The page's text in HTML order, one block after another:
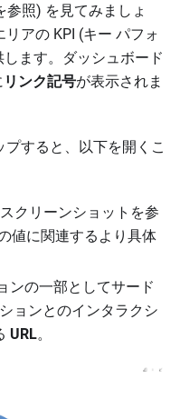
参照) を見てみましょ
アの KPI (キー パフォ
ます。ダッシュボード
リンク記号が表示されま
すると、以下を開くこ
クリーンショットを参
値に関連するより具体
ンの一部としてサード
ョンとのインタラクシ
URL。